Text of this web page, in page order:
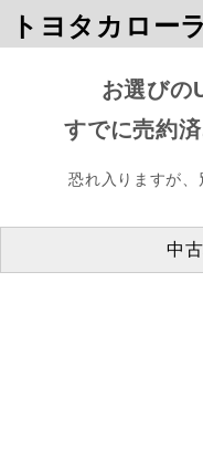
トヨタカロー
お選びの
すでに売約
恐れ入りますが、
中